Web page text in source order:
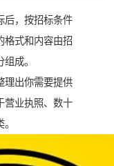
后，按招标条件
格式和内容由招
成。
理出你需要提供
营业执照、数十